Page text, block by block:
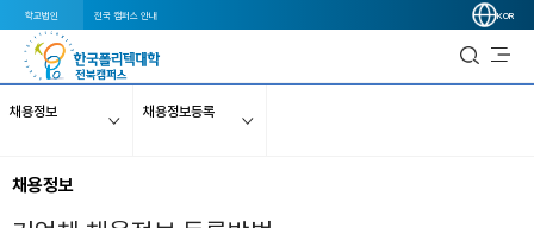
학교법인 전국 캠퍼스 안내 KOR
채용정보 채용정보등록
채용정보